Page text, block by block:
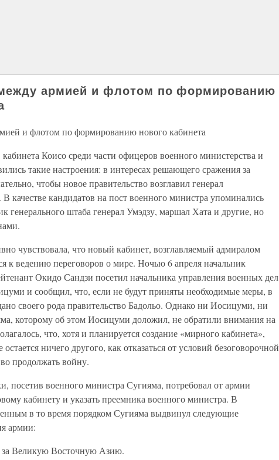
армией и флотом по формированию
и флотом по формированию нового кабинета
Коисо среди части офицеров военного министерства и
такие настроения: в интересах решающего сражения за
чтобы новое правительство возглавил генерал
качестве кандидатов на пост военного министра упоминались
генерального штаба генерал Умэдзу, маршал Хата и другие, но
чувствовала, что новый кабинет, возглавляемый адмиралом
к ведению переговоров о мире. Ночью 6 апреля начальник
Окидо Сандзи посетил начальника управления военных дел
и сообщил, что, если не будут приняты необходимые меры, в
своего рода правительство Бадольо. Однако ни Иосицуми, ни
которому об этом Иосицуми доложил, не обратили внимания на
что, хотя и планируется создание «мирного кабинета»,
ничего другого, как отказаться от условий безоговорочной
продолжать войну.
посетив военного министра Сугияма, потребовал от армии
кабинету и указать преемника военного министра. В
в то время порядком Сугияма выдвинул следующие
армии:
за Великую Восточную Азию.